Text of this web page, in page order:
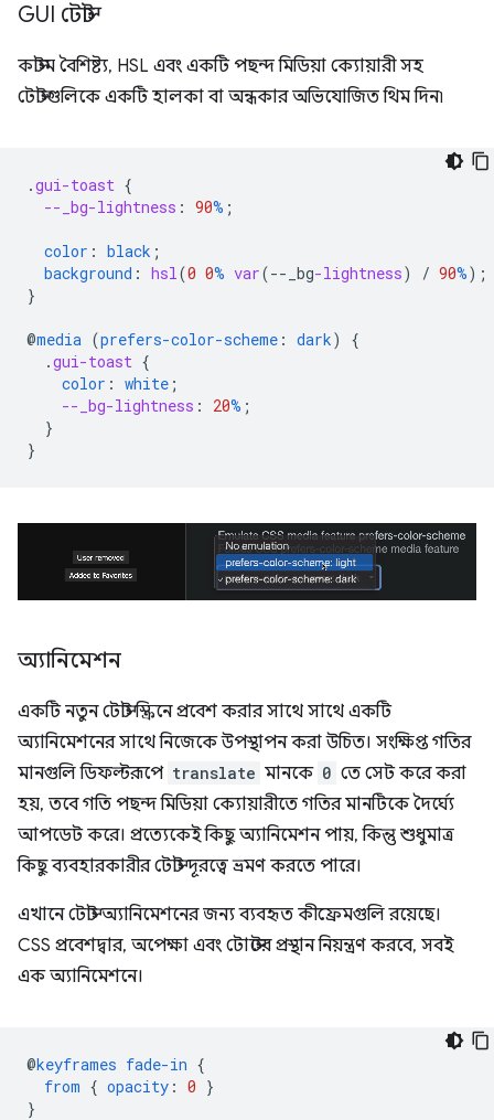
GUI টোস্ট
কাস্টম বৈশিষ্ট্য, HSL এবং একটি পছন্দ মিডিয়া ক্যোয়ারী সহ
টোস্টগুলিকে একটি হালকা বা অন্ধকার অভিযোজিত থিম দিন৷
.gui-toast {
--_bg-lightness : 90% ;
color : black ;
background : hsl(0 0% var(-- _bg-lightness) / 90%);
}
@media (prefers-color-scheme : dark)
{
.gui-toast {
color : white ;
--_bg-lightness : 20% ;
}
}
অ্যানিমেশন
একটি নতুন টোস্ট স্ক্রিনে প্রবেশ করার সাথে সাথে একটি
অ্যানিমেশনের সাথে নিজেকে উপস্থাপন করা উচিত। সংক্ষিপ্ত গতির
মানগুলি ডিফল্টরূপে translate মানকে 0 তে সেট করে করা
হয়, তবে গতি পছন্দ মিডিয়া ক্যোয়ারীতে গতির মানটিকে দৈর্ঘ্যে
আপডেট করে। প্রত্যেকেই কিছু অ্যানিমেশন পায়, কিন্তু শুধুমাত্র
কিছু ব্যবহারকারীর টোস্ট দূরত্বে ভ্রমণ করতে পারে।
এখানে টোস্ট অ্যানিমেশনের জন্য ব্যবহৃত কীফ্রেমগুলি রয়েছে।
CSS প্রবেশদ্বার, অপেক্ষা এবং টোস্টের প্রস্থান নিয়ন্ত্রণ করবে, সবই
এক অ্যানিমেশনে।
@keyframes fade-in {
from { opacity : 0 }
}